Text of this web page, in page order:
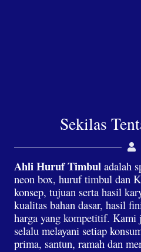
Sekilas
Ahli Huruf Timbul adalah
neon box, huruf timbul dan
konsep, tujuan serta hasil
kualitas bahan dasar, hasil
harga yang kompetitif. Kami
selalu melayani setiap
prima, santun, ramah dan